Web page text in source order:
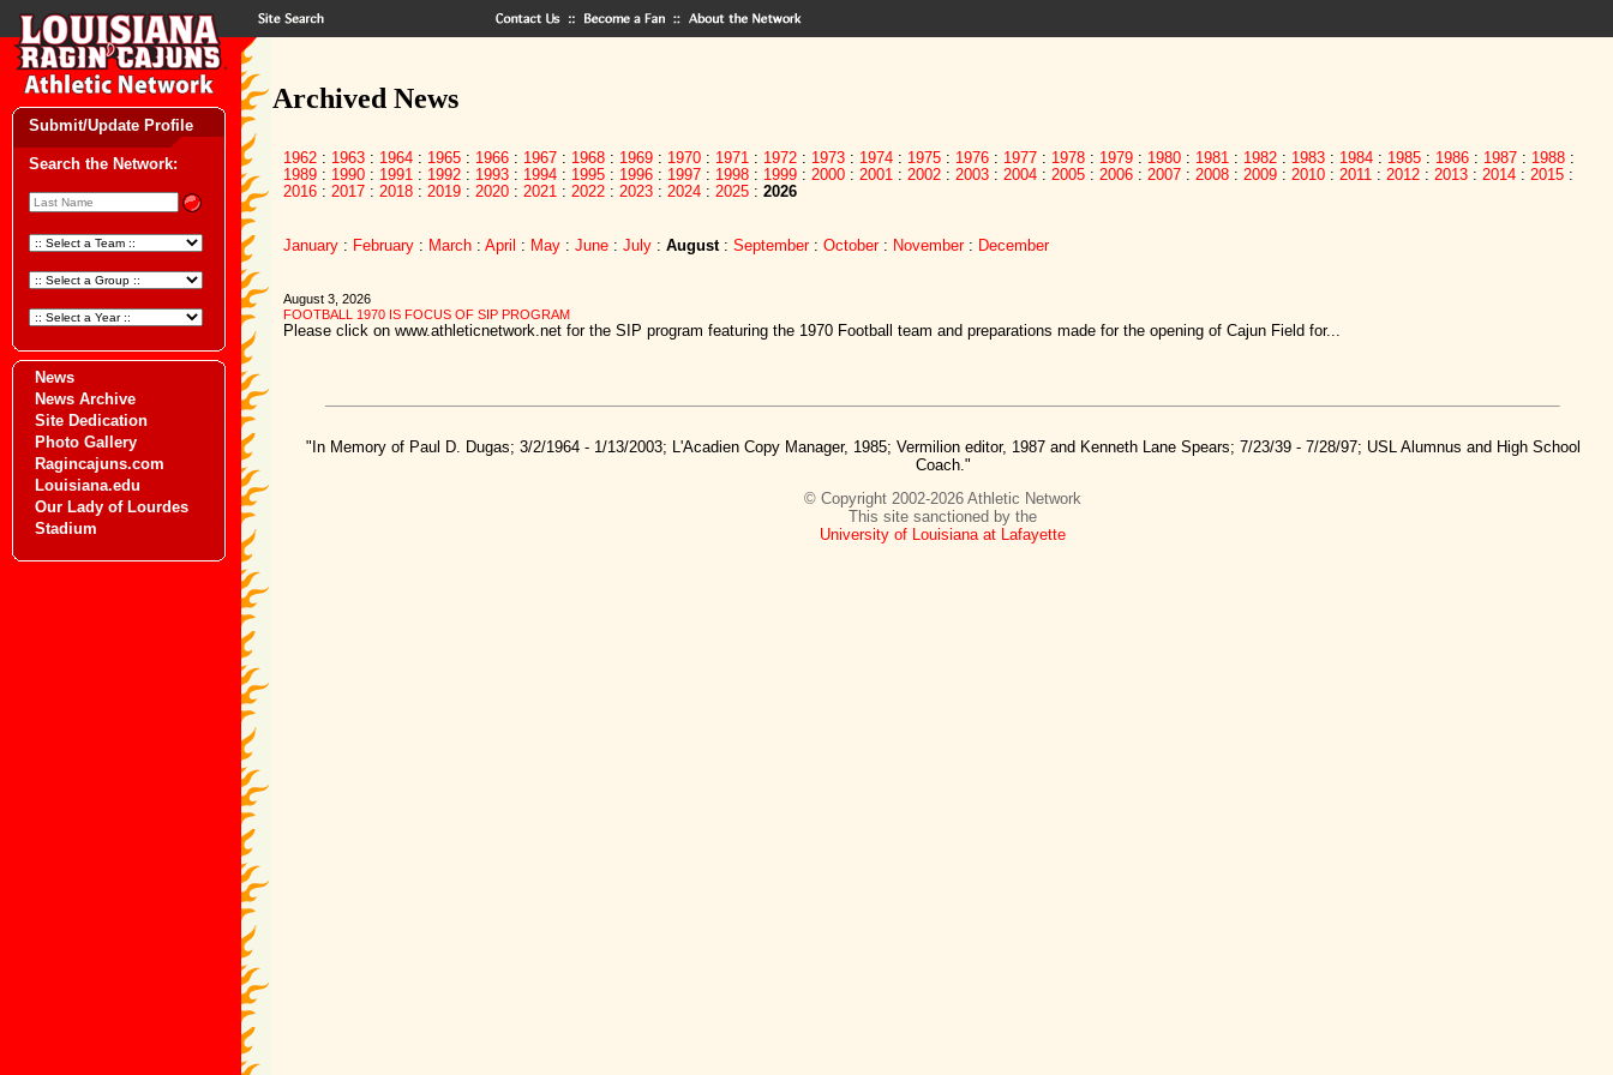
Submit/Update Profile
Search the Network:
News
News Archive
Site Dedication
Photo Gallery
Ragincajuns.com
Louisiana.edu
Our Lady of Lourdes
Stadium
Archived News
1962 : 1963 : 1964 : 1965 : 1966 : 1967 : 1968 : 1969 : 1970 : 1971 : 1972 : 1973 : 1974 : 1975 : 1976 : 1977 : 1978 : 1979 : 1980 : 1981 : 1982 : 1983 : 1984 : 1985 : 1986 : 1987 : 1988 :
1989 : 1990 : 1991 : 1992 : 1993 : 1994 : 1995 : 1996 : 1997 : 1998 : 1999 : 2000 : 2001 : 2002 : 2003 : 2004 : 2005 : 2006 : 2007 : 2008 : 2009 : 2010 : 2011 : 2012 : 2013 : 2014 : 2015 :
2016 : 2017 : 2018 : 2019 : 2020 : 2021 : 2022 : 2023 : 2024 : 2025 : 2026
January : February : March : April : May : June : July : August: September: October: November: December
August 3, 2026
FOOTBALL 1970 IS FOCUS OF SIP PROGRAM
Please click on www.athleticnetwork.net for the SIP program featuring the 1970 Football team and preparations made for the opening of Cajun Field for...
"In Memory of Paul D. Dugas; 3/2/1964 - 1/13/2003; L'Acadien Copy Manager, 1985; Vermilion editor, 1987 and Kenneth Lane Spears; 7/23/39 - 7/28/97; USL Alumnus and High School
Coach."
© Copyright 2002-2026 Athletic Network
This site sanctioned by the
University of Louisiana at Lafayette